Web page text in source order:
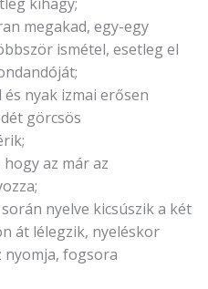
megakad, egy-egy
ismétel, esetleg el
nyak izmai erősen
görcsös
az már az
nyelve kicsúszik a két
át lélegzik, nyeléskor
fogsora